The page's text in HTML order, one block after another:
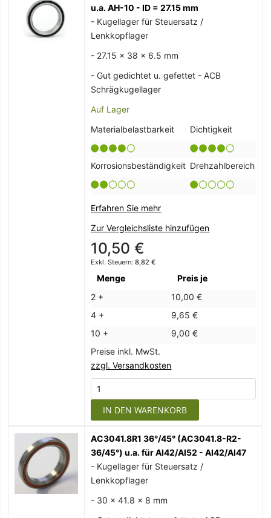
u.a. AH-10 - ID = 27.15 mm
- Kugellager für Steuersatz /
Lenkkopflager
- 27.15 x 38 x 6.5 mm
- Gut gedichtet u. gefettet - ACB
Schrägkugellager
Auf Lager
Materialbelastbarkeit
Dichtigkeit
Korrosionsbeständigkeit Drehzahlbereich
Erfahren Sie mehr
Zur Vergleichsliste hinzufügen
10,50 €
8,82 €
Menge
Preis je
2 +
10,00 €
4 +
9,65 €
10 +
9,00 €
Preise inkl. MwSt.
zzgl. Versandkosten
IN DEN WARENKORB
AC3041.8R1 36°/45° (AC3041.8-R2-
36/45°) u.a. für AI42/AI52 - AI42/AI47
- Kugellager für Steuersatz /
Lenkkopflager
- 30 x 41.8 x 8 mm